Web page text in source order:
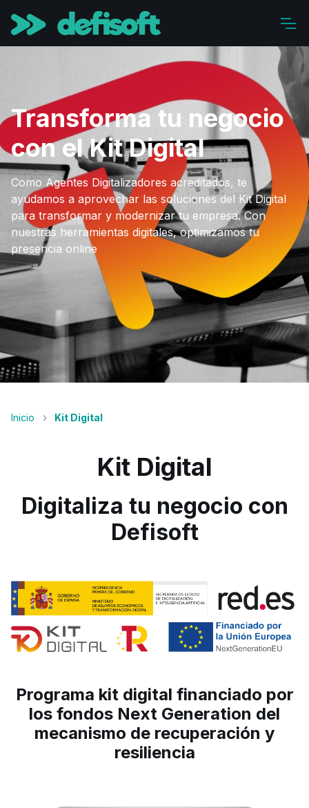
Transforma tu negocio
con el Kit Digital
Como Agentes Digitalizadores acreditados, te
ayudamos a aprovechar las soluciones del Kit Digital
para transformar y modernizar tu empresa. Con
nuestras herramientas digitales, optimizamos tu
presencia online
Inicio Kit Digital
Kit Digital
Digitaliza tu negocio con
Defisoft
Programa kit digital financiado por
los fondos Next Generation del
mecanismo de recuperación y
resiliencia